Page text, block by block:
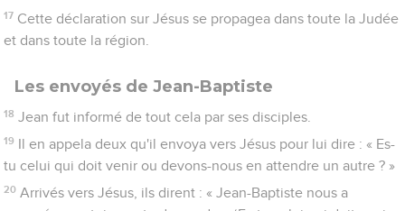
17 Cette déclaration sur Jésus se propagea dans toute la Judée
et dans toute la région.
Les envoyés de Jean-Baptiste
18 Jean fut informé de tout cela par ses disciples.
19 Il en appela deux qu'il envoya vers Jésus pour lui dire : « Es-
tu celui qui doit venir ou devons-nous en attendre un autre ? »
20 Arrivés vers Jésus, ils dirent : « Jean-Baptiste nous a